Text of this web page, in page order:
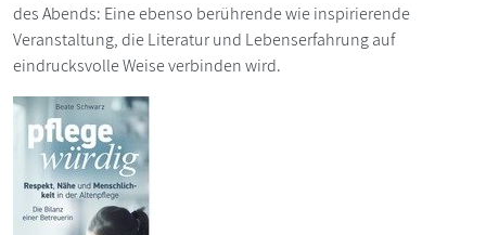
des Abends: Eine ebenso berührende wie inspirierende
Veranstaltung, die Literatur und Lebenserfahrung auf
eindrucksvolle Weise verbinden wird.